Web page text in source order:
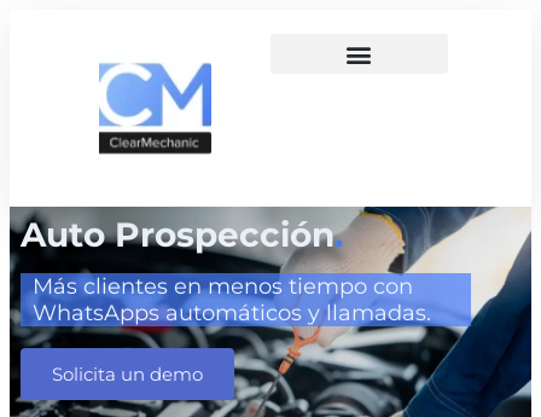
Auto Prospección.
Más clientes en menos tiempo con
WhatsApps automáticos y llamadas.
Solicita un demo